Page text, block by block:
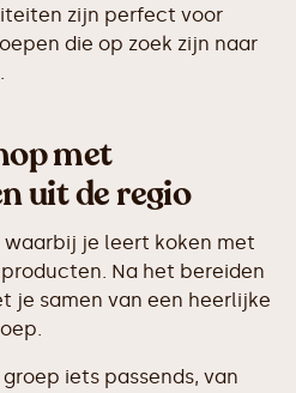
zijn perfect voor
die op zoek zijn naar
met
uit de regio
waarbij je leert koken met
Na het bereiden
je samen van een heerlijke
iets passends, van